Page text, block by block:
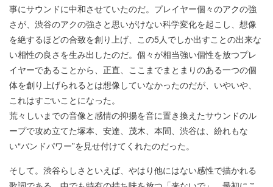
事にサウンドに中和させていたのだ。プレイヤー個々のアクの強
さが、渋谷のアクの強さと思いがけない科学変化を起こし、想像
を絶するほどの合致を創り上げ、この5人でしか出すことの出来な
い相性の良さを生み出したのだ。個々が相当強い個性を放つプレ
イヤーであることから、正直、ここまでまとまりのある一つの個
体を創り上げられるとは想像していなかったのだが、いやいや、
これはすごいことになった。
荒々しいまでの音像と感情の抑揚を音に置き換えたサウンドのル
ープで攻め立てた塚本、安達、茂木、本間、渋谷は、紛れもな
い“バンドパワー”を見せ付けてくれたのだった。
そして。渋谷らしさといえば、やはり他にはない感性で描かれる